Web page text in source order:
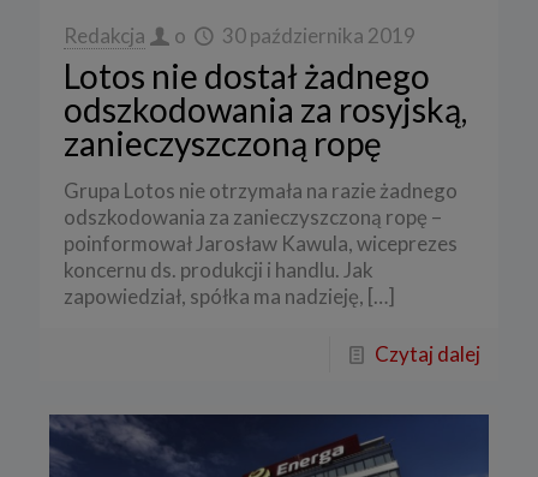
Redakcja o 30 października 2019
Lotos nie dostał żadnego
odszkodowania za rosyjską,
zanieczyszczoną ropę
Grupa Lotos nie otrzymała na razie żadnego
odszkodowania za zanieczyszczoną ropę –
poinformował Jarosław Kawula, wiceprezes
koncernu ds. produkcji i handlu. Jak
zapowiedział, spółka ma nadzieję, […]
Czytaj dalej